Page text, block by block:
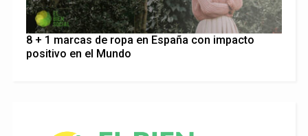
8 + 1 marcas de ropa en España con impacto
positivo en el Mundo